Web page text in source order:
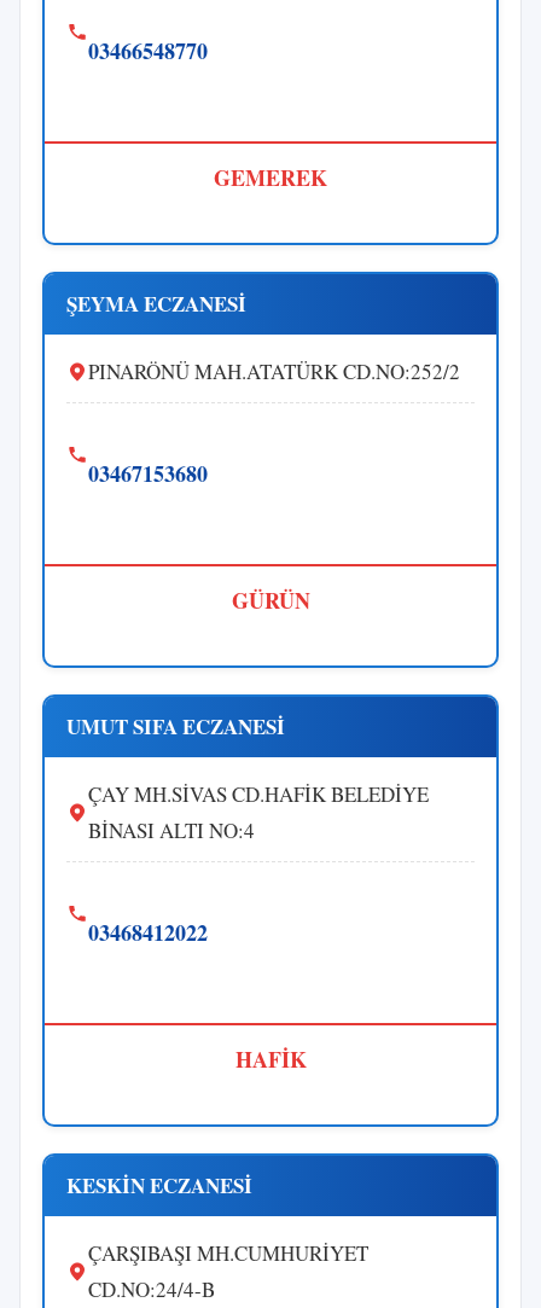
03466548770
GEMEREK
ŞEYMA ECZANESİ
PINARÖNÜ MAH.ATATÜRK CD.NO:252/2
03467153680
GÜRÜN
UMUT SIFA ECZANESİ
ÇAY MH.SİVAS CD.HAFİK BELEDİYE
BİNASI ALTI NO:4
03468412022
HAFİK
KESKİN ECZANESİ
ÇARŞIBAŞI MH.CUMHURİYET
CD.NO:24/4-B